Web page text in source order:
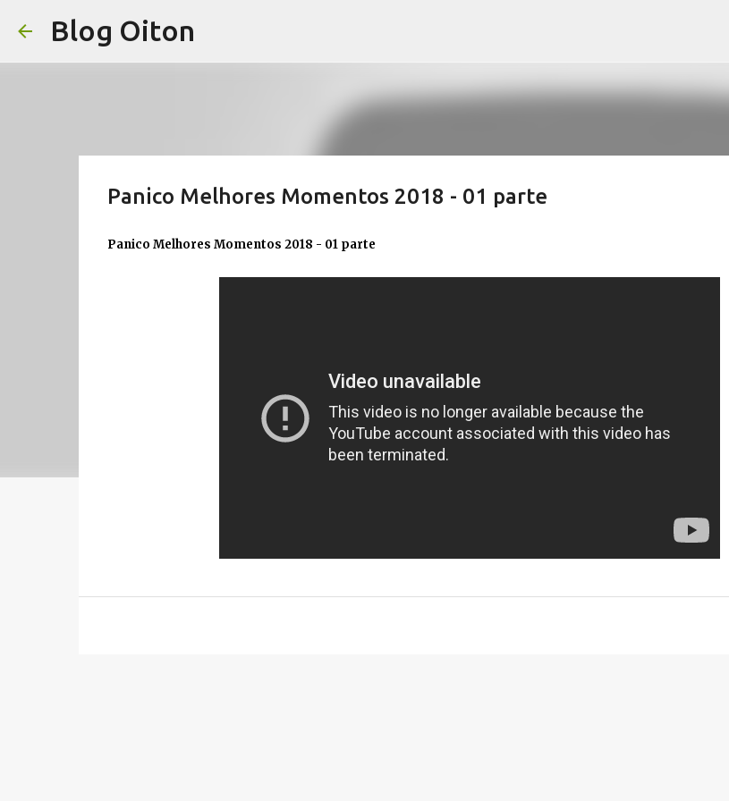
Blog Oiton
Panico Melhores Momentos 2018 - 01 parte
Panico Melhores Momentos 2018 - 01 parte